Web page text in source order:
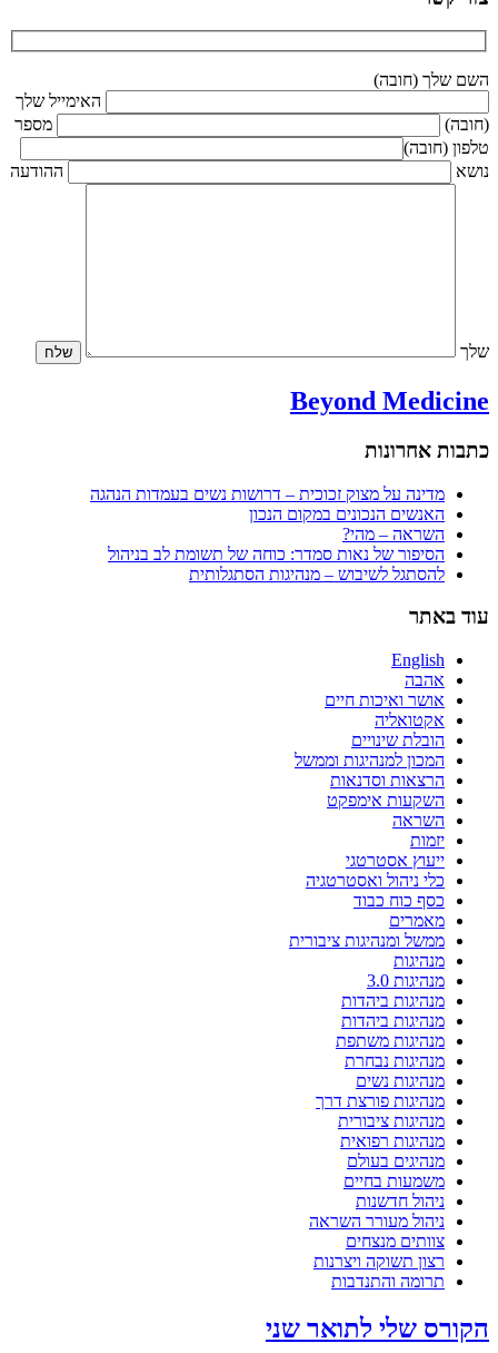
השם שלך (חובה)
האימייל שלך
(חובה)
מספר
טלפון (חובה)
נושא
ההודעה
שלך
Beyond Medicine
כתבות אחרונות
מדינה על מצוק זכוכית – דרושות נשים בעמדות הנהגה
האנשים הנכונים במקום הנכון
השראה – מהי?
הסיפור של נאות סמדר: כוחה של תשומת לב בניהול
להסתגל לשיבוש – מנהיגות הסתגלותית
עוד באתר
English
אהבה
אושר ואיכות חיים
אקטואליה
הובלת שינויים
המכון למנהיגות וממשל
הרצאות וסדנאות
השקעות אימפקט
השראה
יזמות
ייעוץ אסטרטגי
כלי ניהול ואסטרטגיה
כסף כוח כבוד
מאמרים
ממשל ומנהיגות ציבורית
מנהיגות
מנהיגות 3.0
מנהיגות ביהדות
מנהיגות ביהדות
מנהיגות משתפת
מנהיגות נבחרת
מנהיגות נשים
מנהיגות פורצת דרך
מנהיגות ציבורית
מנהיגות רפואית
מנהיגים בעולם
משמעות בחיים
ניהול חדשנות
ניהול מעורר השראה
צוותים מנצחים
רצון תשוקה ויצרנות
תרומה והתנדבות
הקורס שלי לתואר שני